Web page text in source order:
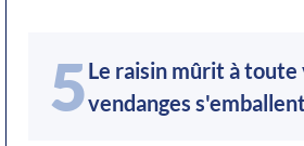
5Le raisin mûrit à toute
vendanges s'emballent